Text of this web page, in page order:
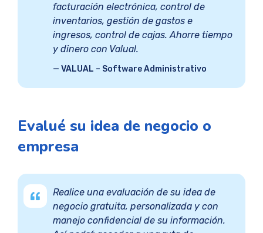
facturación electrónica, control de
inventarios, gestión de gastos e
ingresos, control de cajas. Ahorre tiempo
y dinero con Valual.
VALUAL – Software Administrativo
Evalué su idea de negocio o
empresa
Realice una evaluación de su idea de
negocio gratuita, personalizada y con
manejo confidencial de su información.